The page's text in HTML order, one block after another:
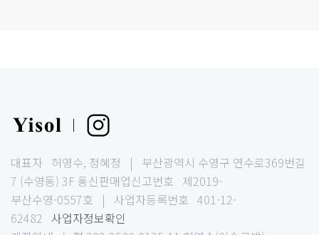
|
대표자 허영수, 정혜정 | 부산광역시 수영구 연수로369번길
7 (수영동) 3F통신판매업신고번호 제2019-
부산수영-0557호 | 사업자등록번호 401-12-
62482 사업자정보확인